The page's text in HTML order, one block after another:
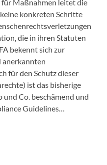
Maßnahmen leitet die
konkreten Schritte
die in ihren Statuten
bekennt sich zur
für den Schutz dieser
ist das bisherige
Co. beschämend und
Guidelines…